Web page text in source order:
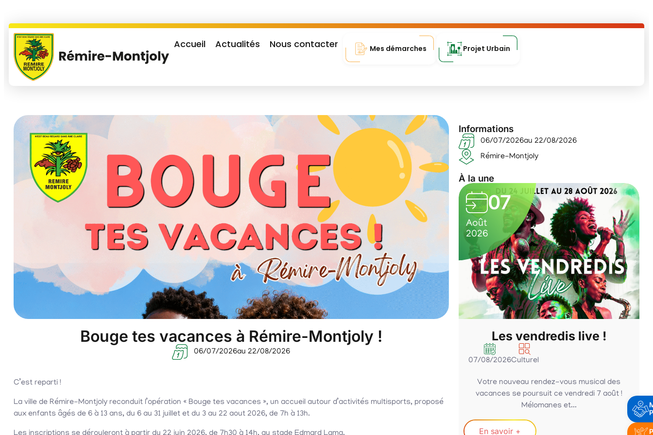
Accueil Actualités Nous contacter Mes démarches Projet Urbain
Bouge tes vacances à Rémire-Montjoly !
06/07/2026au 22/08/2026
C’est reparti !
La ville de Rémire-Montjoly reconduit l’opération « Bouge tes vacances », un accueil autour d’activités multisports, proposé
aux enfants âgés de 6 à 13 ans, du 6 au 31 juillet et du 3 au 22 aout 2026, de 7h à 13h.
Informations
06/07/2026au 22/08/2026
Rémire-Montjoly
À la une
07
Août
2026
Les vendredis live !
07/08/2026Culturel
Votre nouveau rendez-vous musical des
vacances se poursuit ce vendredi 7 août !
Mélomanes et...
En savoir +